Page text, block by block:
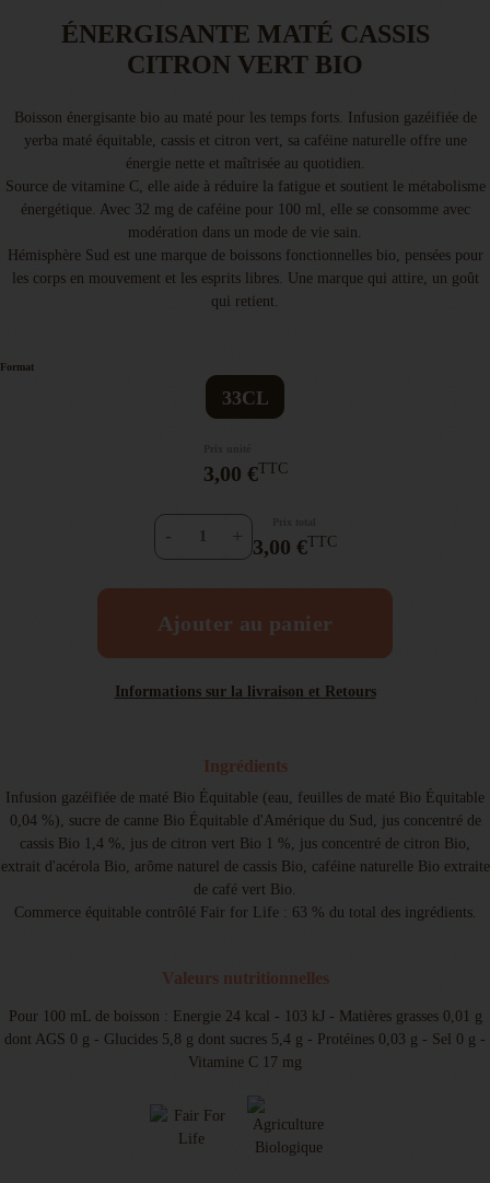
ÉNERGISANTE MATÉ CASSIS
CITRON VERT BIO
Boisson énergisante bio au maté pour les temps forts. Infusion gazéifiée de
yerba maté équitable, cassis et citron vert, sa caféine naturelle offre une
énergie nette et maîtrisée au quotidien.
Source de vitamine C, elle aide à réduire la fatigue et soutient le métabolisme
énergétique. Avec 32 mg de caféine pour 100 ml, elle se consomme avec
modération dans un mode de vie sain.
Hémisphère Sud est une marque de boissons fonctionnelles bio, pensées pour
les corps en mouvement et les esprits libres. Une marque qui attire, un goût
qui retient.
Format
33CL
3,00 €TTC
- + 3,00 €TTC
Ajouter au panier
Informations sur la livraison et Retours
Ingrédients
Infusion gazéifiée de maté Bio Équitable (eau, feuilles de maté Bio Équitable
0,04 %), sucre de canne Bio Équitable d'Amérique du Sud, jus concentré de
cassis Bio 1,4 %, jus de citron vert Bio 1 %, jus concentré de citron Bio,
extrait d'acérola Bio, arôme naturel de cassis Bio, caféine naturelle Bio extraite
de café vert Bio.
Commerce équitable contrôlé Fair for Life : 63 % du total des ingrédients.
Valeurs nutritionnelles
Pour 100 mL de boisson : Energie 24 kcal - 103 kJ - Matières grasses 0,01 g
dont AGS 0 g - Glucides 5,8 g dont sucres 5,4 g - Protéines 0,03 g - Sel 0 g -
Vitamine C 17 mg